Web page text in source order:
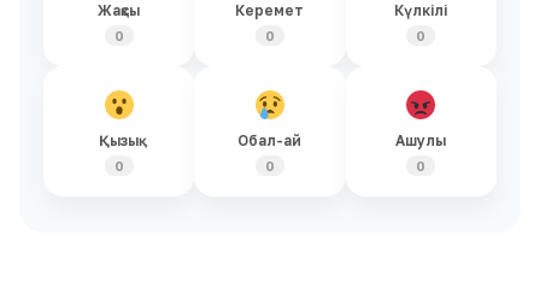
Жақсы
0
Керемет
0
Күлкілі
0
Қызық
0
Обал-ай
0
Ашулы
0